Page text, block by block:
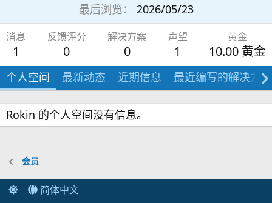
最后浏览
2026/05/23
消息
1
反馈评分
0
解决方案
0
声望
1
黄金
10.00 黄金
个人空间 最新动态 近期信息 最近编写的解决方案
Rokin 的个人空间没有信息。
会员
简体中文